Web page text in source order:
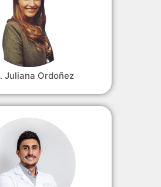
Juliana Ordoñez